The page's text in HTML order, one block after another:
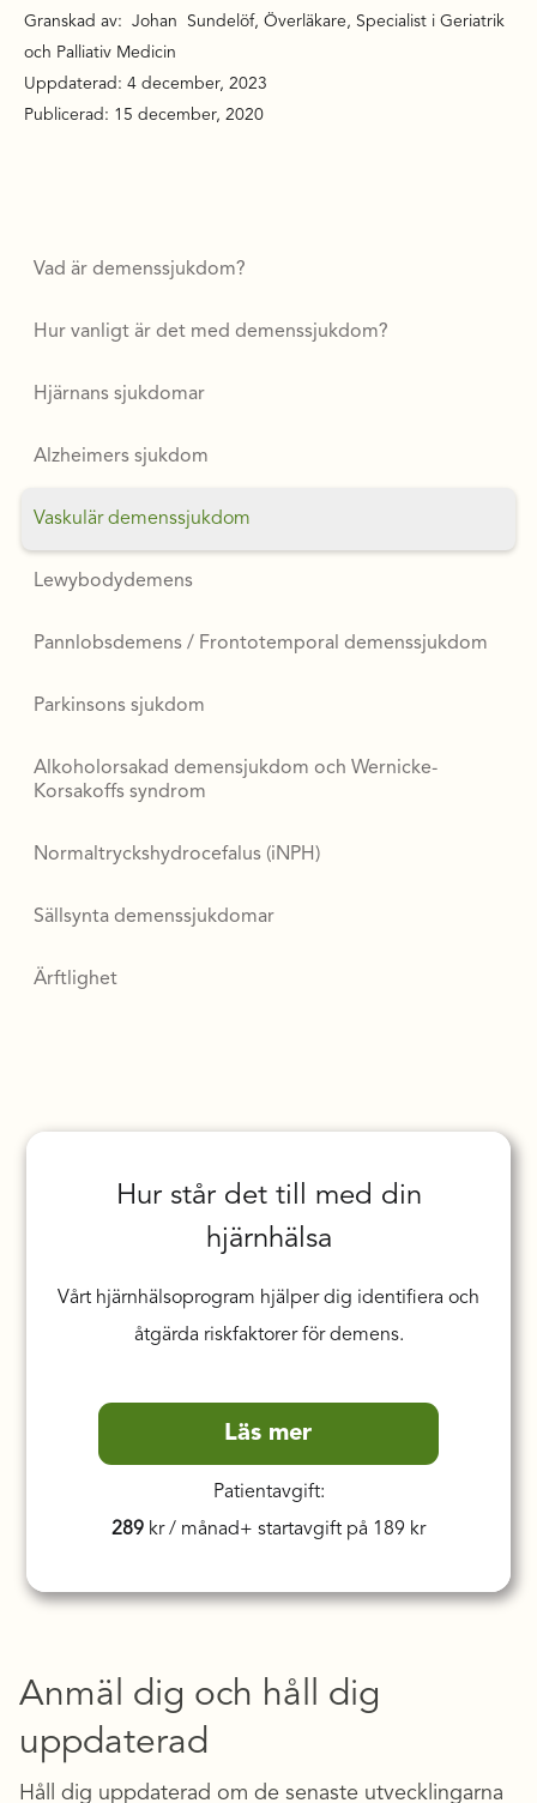
Granskad av: Johan Sundelöf, Överläkare, Specialist i Geriatrik
och Palliativ Medicin
Uppdaterad: 4 december, 2023
Publicerad: 15 december, 2020
Vad är demenssjukdom?
Hur vanligt är det med demenssjukdom?
Hjärnans sjukdomar
Alzheimers sjukdom
Vaskulär demenssjukdom
Lewybodydemens
Pannlobsdemens / Frontotemporal demenssjukdom
Parkinsons sjukdom
Alkoholorsakad demensjukdom och Wernicke-
Korsakoffs syndrom
Normaltryckshydrocefalus (iNPH)
Sällsynta demenssjukdomar
Ärftlighet
Hur står det till med din
hjärnhälsa
Vårt hjärnhälsoprogram hjälper dig identifiera och
åtgärda riskfaktorer för demens.
Läs mer
Patientavgift:
289 kr / månad+ startavgift på 189 kr
Anmäl dig och håll dig
uppdaterad
Håll dig uppdaterad om de senaste utvecklingarna